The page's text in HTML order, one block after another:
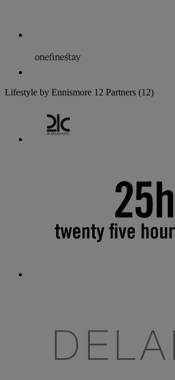
Lifestyle by Ennismore 12 Partners (12)